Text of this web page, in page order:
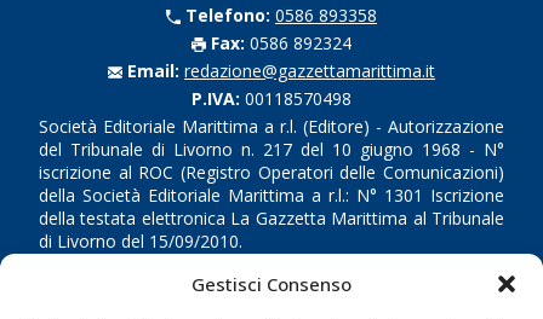
Gestisci Consenso
Telefono: 0586 893358
Fax: 0586 892324
Email: redazione@gazzettamarittima.it
P.IVA: 00118570498
Società Editoriale Marittima a r.l. (Editore) - Autorizzazione
del Tribunale di Livorno n. 217 del 10 giugno 1968 - N°
iscrizione al ROC (Registro Operatori delle Comunicazioni)
della Società Editoriale Marittima a r.l.: N° 1301 Iscrizione
della testata elettronica La Gazzetta Marittima al Tribunale
di Livorno del 15/09/2010.
LINK